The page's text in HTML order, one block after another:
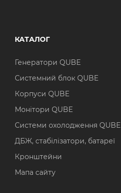
КАТАЛОГ
Генератори QUBE
Системний блок QUBE
Корпуси QUBE
Монітори QUBE
Системи охолодження QUBE
ДБЖ, стабілізатори, батареї
Кронштейни
Мапа сайту